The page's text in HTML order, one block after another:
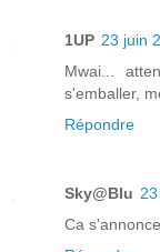
1UP 23 juin
Mwai...
s'emballer,
Répondre
Sky@Blu
Ca